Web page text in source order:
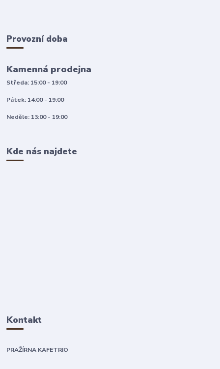
Provozní doba
Kamenná prodejna
Středa: 15:00 - 19:00
Pátek: 14:00 - 19:00
Neděle: 13:00 - 19:00
Kde nás najdete
Kontakt
PRAŽÍRNA KAFETRIO